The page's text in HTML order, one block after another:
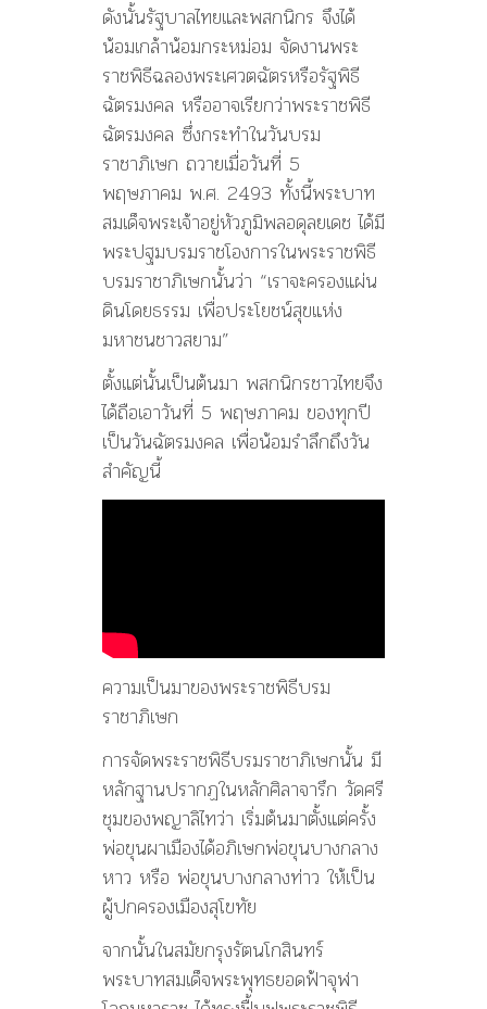
ดังนั้นรัฐบาลไทยและพสกนิกร จึงได้
น้อมเกล้าน้อมกระหม่อม จัดงานพระ
ราชพิธีฉลองพระเศวตฉัตรหรือรัฐพิธี
ฉัตรมงคล หรืออาจเรียกว่าพระราชพิธี
ฉัตรมงคล ซึ่งกระทำในวันบรม
ราชาภิเษก ถวายเมื่อวันที่ 5
พฤษภาคม พ.ศ. 2493 ทั้งนี้พระบาท
สมเด็จพระเจ้าอยู่หัวภูมิพลอดุลยเดช ได้มี
พระปฐมบรมราชโองการในพระราชพิธี
บรมราชาภิเษกนั้นว่า “เราจะครองแผ่น
ดินโดยธรรม เพื่อประโยชน์สุขแห่ง
มหาชนชาวสยาม”
ตั้งแต่นั้นเป็นต้นมา พสกนิกรชาวไทยจึง
ได้ถือเอาวันที่ 5 พฤษภาคม ของทุกปี
เป็นวันฉัตรมงคล เพื่อน้อมรำลึกถึงวัน
สำคัญนี้
ความเป็นมาของพระราชพิธีบรม
ราชาภิเษก
การจัดพระราชพิธีบรมราชาภิเษกนั้น มี
หลักฐานปรากฏในหลักศิลาจารึก วัดศรี
ชุมของพญาลิไทว่า เริ่มต้นมาตั้งแต่ครั้ง
พ่อขุนผาเมืองได้อภิเษกพ่อขุนบางกลาง
หาว หรือ พ่อขุนบางกลางท่าว ให้เป็น
ผู้ปกครองเมืองสุโขทัย
จากนั้นในสมัยกรุงรัตนโกสินทร์
พระบาทสมเด็จพระพุทธยอดฟ้าจุฬา